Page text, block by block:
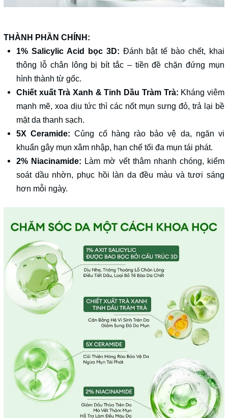
THÀNH PHẦN CHÍNH:
1% Salicylic Acid bọc 3D: Đánh bật tế bào chết, khai
thông lỗ chân lông bị bít tắc – tiền đề chặn đứng mụn
hình thành từ gốc.
Chiết xuất Trà Xanh & Tinh Dầu Tràm Trà: Kháng viêm
mạnh mẽ, xoa dịu tức thì các nốt mụn sưng đỏ, trả lại bề
mặt da thanh sạch.
5X Ceramide: Củng cố hàng rào bảo vệ da, ngăn vi
khuẩn gây mụn xâm nhập, hạn chế tối đa mụn tái phát.
2% Niacinamide: Làm mờ vết thâm nhanh chóng, kiểm
soát dầu nhờn, phục hồi làn da đều màu và tươi sáng
hơn mỗi ngày.